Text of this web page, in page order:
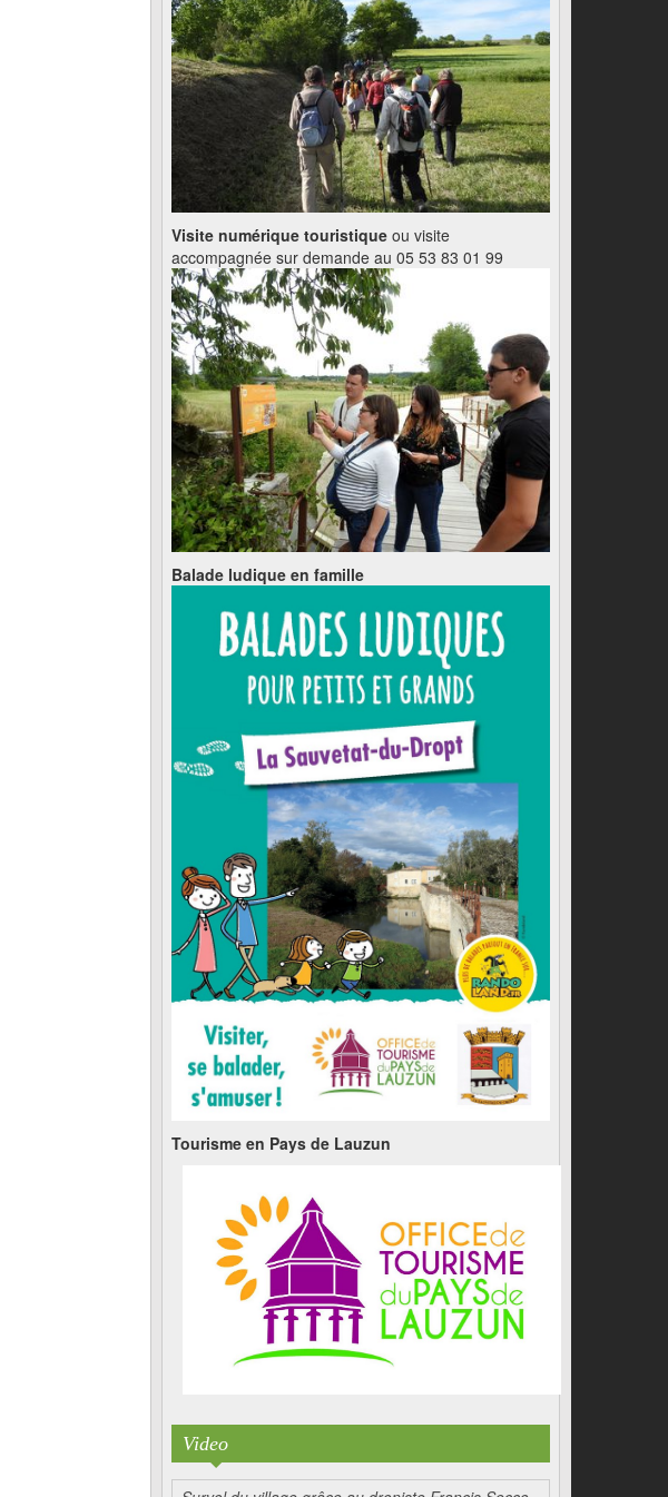
Visite numérique touristique ou visite
accompagnée sur demande au 05 53 83 01 99
Balade ludique en famille
Tourisme en Pays de Lauzun
Video